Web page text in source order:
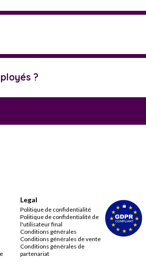
?
Legal
Politique de confidentialité
Politique de confidentialité de
l'utilisateur final
Conditions générales
Conditions générales de vente
Conditions générales de
partenariat